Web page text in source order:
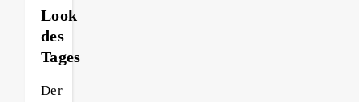
Look
des
Tages
Der